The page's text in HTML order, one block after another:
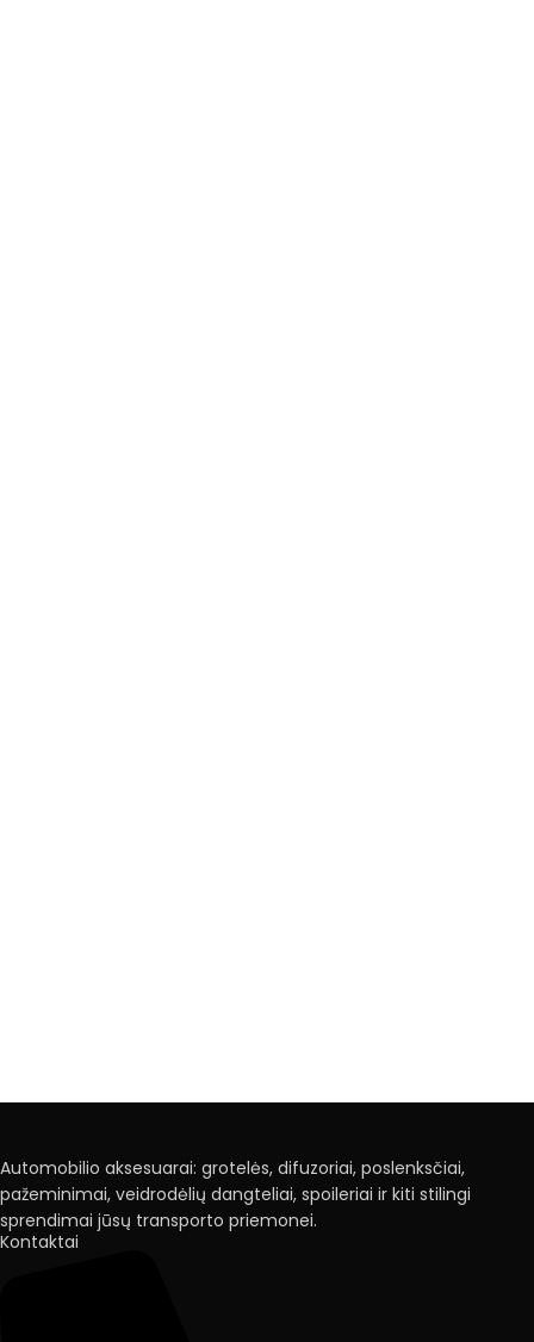
Automobilio aksesuarai: grotelės, difuzoriai, poslenksčiai,
pažeminimai, veidrodėlių dangteliai, spoileriai ir kiti stilingi
sprendimai jūsų transporto priemonei.
Kontaktai